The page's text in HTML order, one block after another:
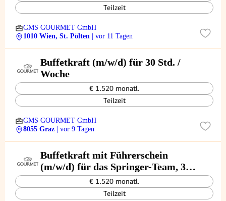
Teilzeit
GMS GOURMET GmbH
1010 Wien, St. Pölten
| vor 11 Tagen
Buffetkraft (m/w/d) für 30 Std. /
Woche
€ 1.520 monatl.
Teilzeit
GMS GOURMET GmbH
8055 Graz
| vor 9 Tagen
Buffetkraft mit Führerschein
(m/w/d) für das Springer-Team, 30
Std. / Woche€ 1.520 monatl.
Teilzeit